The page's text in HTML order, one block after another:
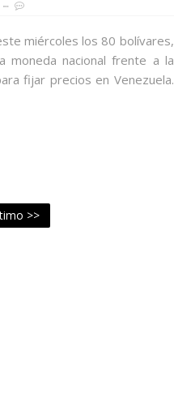
miércoles los 80 bolívares,
moneda nacional frente a la
fijar precios en Venezuela.
>>